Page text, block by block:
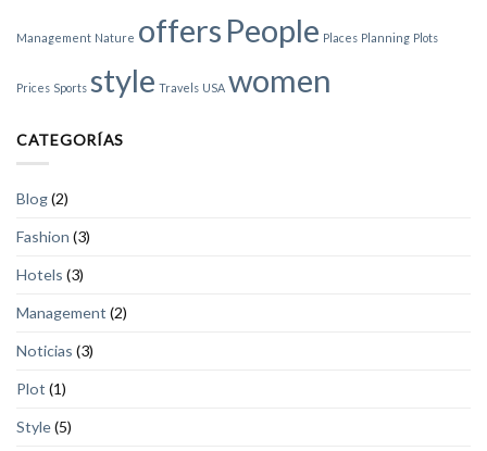
Management Nature offers People Places Planning Plots
Prices Sports style Travels USA women
CATEGORÍAS
Blog(2)
Fashion (3)
Hotels (3)
Management (2)
Noticias (3)
Plot (1)
Style(5)